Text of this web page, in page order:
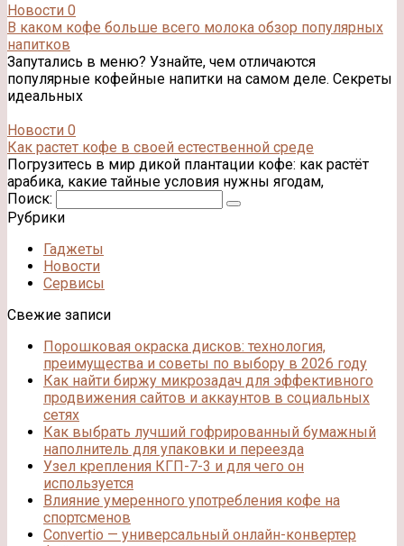
Новости 0
В каком кофе больше всего молока обзор популярных
напитков
Запутались в меню? Узнайте, чем отличаются
популярные кофейные напитки на самом деле. Секреты
идеальных
Новости 0
Как растет кофе в своей естественной среде
Погрузитесь в мир дикой плантации кофе: как растёт
арабика, какие тайные условия нужны ягодам,
Поиск:
Рубрики
Гаджеты
Новости
Сервисы
Свежие записи
Порошковая окраска дисков: технология,
преимущества и советы по выбору в 2026 году
Как найти биржу микрозадач для эффективного
продвижения сайтов и аккаунтов в социальных
сетях
Как выбрать лучший гофрированный бумажный
наполнитель для упаковки и переезда
Узел крепления КГП-7-3 и для чего он
используется
Влияние умеренного употребления кофе на
спортсменов
Convertio — универсальный онлайн-конвертер